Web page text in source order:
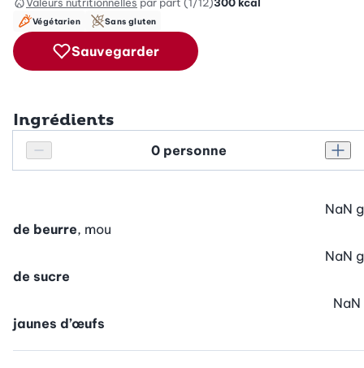
Valeurs nutritionnelles par part (1/12)300kcal
Végétarien Sans gluten
Sauvegarder
Ingrédients
Réduire le nombre de personnes
Personnes
de beurre, mou
NaN g
de sucre
NaN g
jaunes d’œufs
NaN